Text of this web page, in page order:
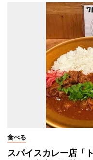
食べる
スパイスカレー店「